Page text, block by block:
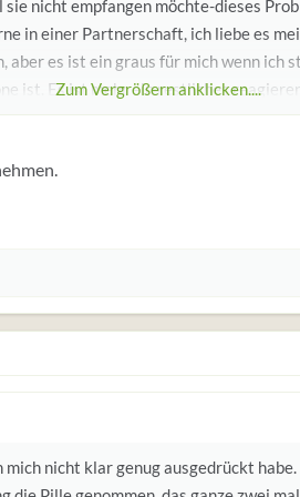
nicht empfangen möchte-dieses
in einer Partnerschaft, ich liebe es
aber es ist ein graus für mich wenn ich
ist. Es ist mehr ein restliches
sagen-stelle Dir als Mann vor, du hast
da der natürliche Trieb fehlt, es muß
unten sind, kann die Liebe noch
wird-dann ist das keinerlei
Zum Vergrößern anklicken....
mich nicht klar genug ausgedrückt